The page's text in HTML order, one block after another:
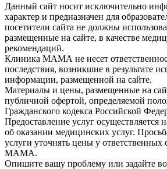
Данный сайт носит исключительно
характер и предназначен для
посетители сайта не должны
размещенные на сайте, в качестве
рекомендаций.
Клиника МАМА не несет
последствия, возникшие в результате
информации, размещенной на сайте.
Материалы и цены, размещенные на
публичной офертой, определяемой
Гражданского кодекса Российской
Предоставление услуг осуществляется
об оказании медицинских услуг.
услуги уточнять цены у
МАМА.
Опишите вашу проблему или задайте